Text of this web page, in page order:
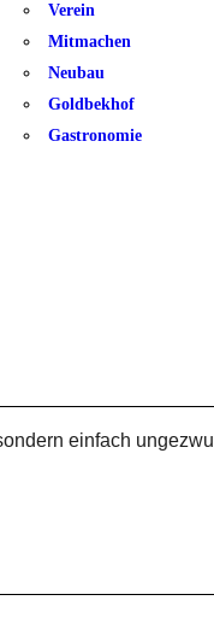
Verein
Mitmachen
Neubau
Goldbekhof
Gastronomie
einfach